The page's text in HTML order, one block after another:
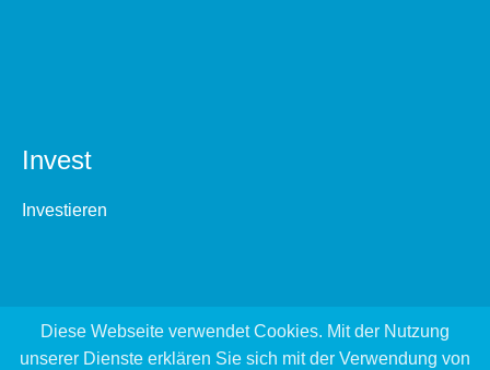
Invest
Investieren
Diese Webseite verwendet Cookies. Mit der Nutzung
unserer Dienste erklären Sie sich mit der Verwendung von